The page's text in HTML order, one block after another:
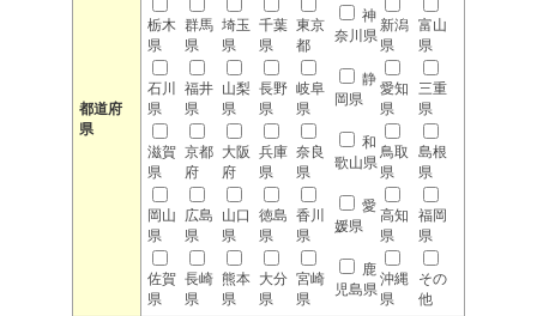
都道府
県
栃木
県
群馬
県
埼玉
県
千葉
県
東京
都
神
奈川県
新潟
県
富山
県
石川
県
福井
県
山梨
県
長野
県
岐阜
県
静
岡県
愛知
県
三重
県
滋賀
県
京都
府
大阪
府
兵庫
県
奈良
県
和
歌山県
鳥取
県
島根
県
岡山
県
広島
県
山口
県
徳島
県
香川
県
愛
媛県
高知
県
福岡
県
佐賀
県
長崎
県
熊本
県
大分
県
宮崎
県
鹿
児島県
沖縄
県
その
他